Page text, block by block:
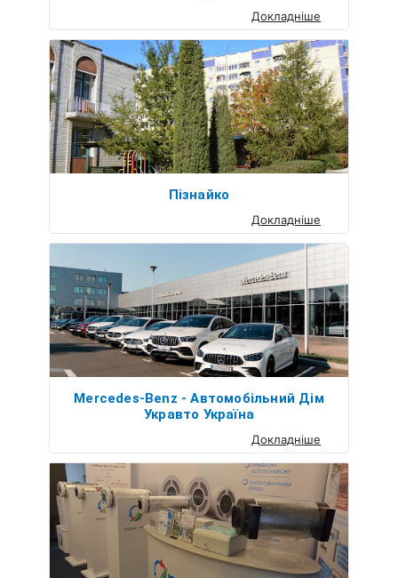
Докладніше
Пізнайко
Докладніше
Mercedes-Benz - Автомобільний Дім
Укравто Україна
Докладніше